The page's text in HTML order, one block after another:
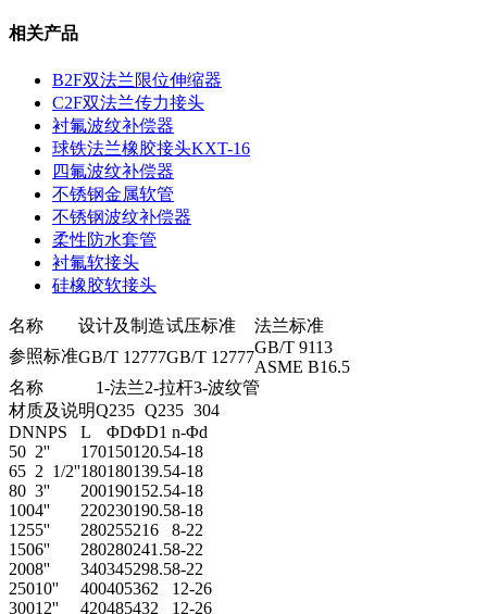
相关产品
B2F双法兰限位伸缩器
C2F双法兰传力接头
衬氟波纹补偿器
球铁法兰橡胶接头KXT-16
四氟波纹补偿器
不锈钢金属软管
不锈钢波纹补偿器
柔性防水套管
衬氟软接头
硅橡胶软接头
名称 设计及制造试压标准
法兰标准
参照标准GB/T 12777GB/T 12777
GB/T 9113
ASME B16.5
名称
1-法兰2-拉杆3-波纹管
材质及说明Q235 Q235 304
DNNPS L ΦDΦD1 n-Φd
50 2'' 170150120.54-18
65 2 1/2''180180139.54-18
80 3'' 200190152.54-18
1004'' 220230190.58-18
1255'' 280255216
8-22
1506'' 280280241.58-22
2008'' 340345298.58-22
25010'' 400405362
12-26
30012'' 420485432
12-26